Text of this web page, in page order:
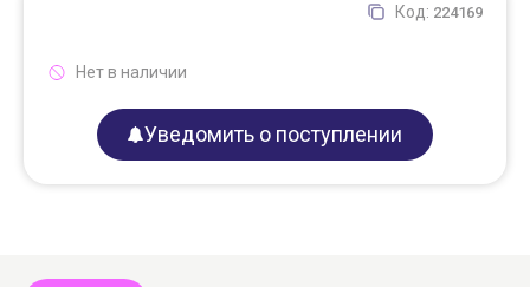
Код: 224169
Нет в наличии
Уведомить о поступлении